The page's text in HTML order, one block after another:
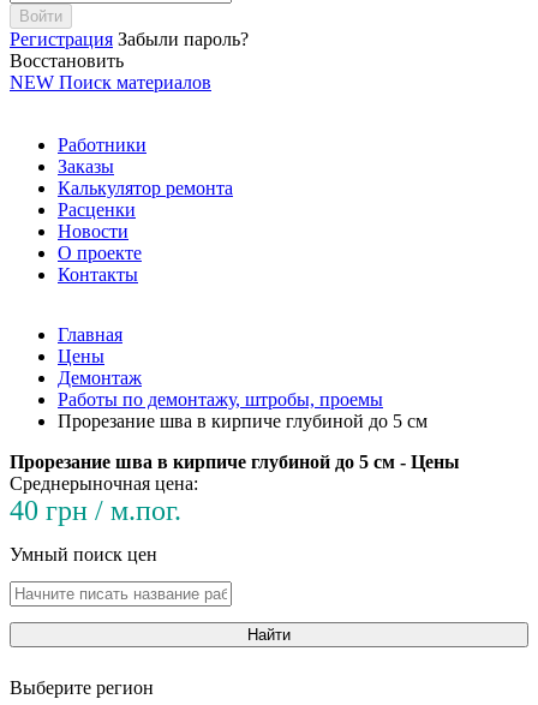
Войти
Регистрация Забыли пароль?
Восстановить
NEW Поиск материалов
Работники
Заказы
Калькулятор ремонта
Расценки
Новости
О проекте
Контакты
Главная
Цены
Демонтаж
Работы по демонтажу, штробы, проемы
Прорезание шва в кирпиче глубиной до 5 см
Прорезание шва в кирпиче глубиной до 5 см - Цены
Среднерыночная цена:
40 грн / м.пог.
Умный поиск цен
Найти
Выберите регион